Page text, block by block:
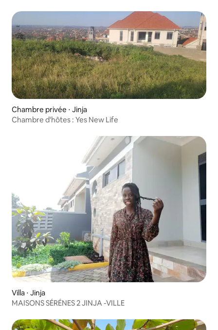
Chambre privée ⋅ Jinja
Chambre d'hôtes : Yes New Life
Villa ⋅ Jinja
MAISONS SÉRÉNES 2 JINJA -VILLE